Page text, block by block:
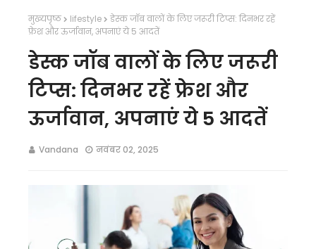
मुख्यपृष्ठ lifestyle
डेस्क जॉब वालों के लिए जरूरी टिप्स: दिनभर रहें
फ्रेश और ऊर्जावान, अपनाएं ये 5 आदतें
डेस्क जॉब वालों के लिए जरूरी
टिप्स: दिनभर रहें फ्रेश और
ऊर्जावान, अपनाएं ये 5 आदतें
Vandana नवंबर 02, 2025